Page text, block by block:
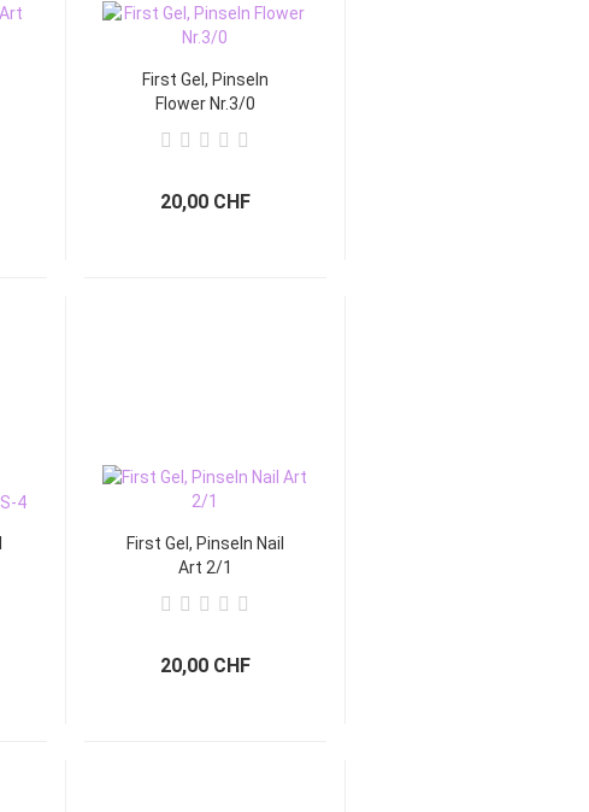
First Gel, Pinseln
Flower Nr.3/0
20,00 CHF
First Gel, Pinseln Nail
Art 2/1
20,00 CHF